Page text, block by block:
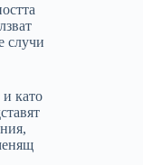
случи
като